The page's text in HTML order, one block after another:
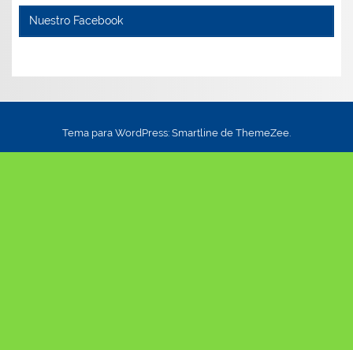
Nuestro Facebook
Tema para WordPress: Smartline de ThemeZee.